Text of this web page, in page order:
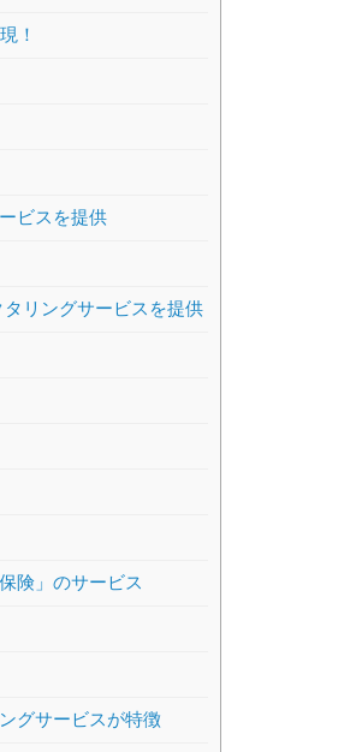
！
ビスを提供
リングサービスを提供
険」のサービス
グサービスが特徴